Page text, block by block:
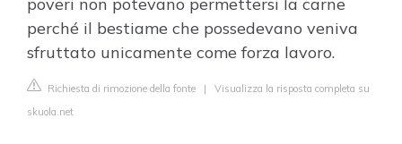
perché il bestiame che possedevano veniva
sfruttato unicamente come forza lavoro.
Richiesta di rimozione della fonte | Visualizza la risposta completa su
skuola.net